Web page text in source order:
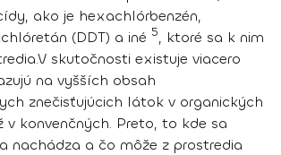
ako je hexachlórbenzén,
(DDT) a iné 5, ktoré sa k nim
V skutočnosti existuje viacero
na vyšších obsah
znečisťujúcich látok v organických
v konvenčných. Preto, to kde sa
nachádza a čo môže z prostredia